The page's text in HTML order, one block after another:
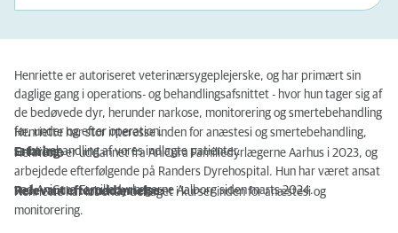
Henriette er autoriseret veterinærsygeplejerske, og har primært sin
daglige gang i operations- og behandlingsafsnittet - hvor hun tager sig af
de bedøvede dyr, herunder narkose, monitorering og smertebehandling
før, under og efter operation.
Henriette har stor interesse inden for anæstesi og smertebehandling,
samt behandling af vores indlagte patienter.
Erfaring:
Henriette er uddannet fra AniCura Familiedyrlægerne Aarhus i 2023, og
arbejdede efterfølgende på Randers Dyrehospital. Hun har været ansat
ved AniCura Familiedyrlægerne Aalborg siden marts 2024.
Relevant efteruddannelse:
Henriette har løbende deltaget i kurser inden for anæstesi og
monitorering.